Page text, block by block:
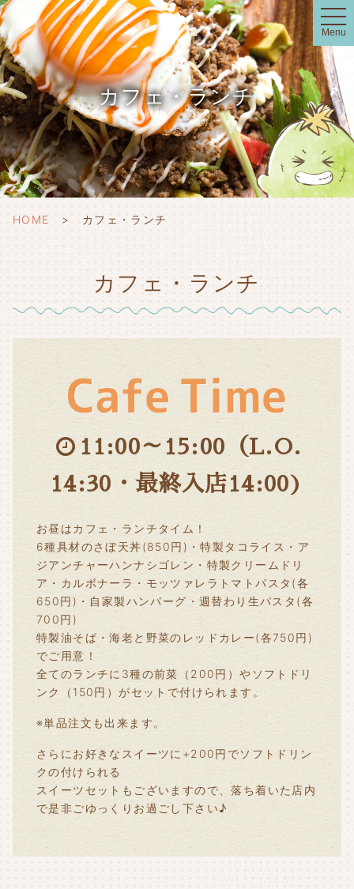
t
o
g
g
l
e
n
a
v
i
g
a
t
i
o
n
Menu
カフェ・ランチ
HOME カフェ・ランチ
カフェ・ランチ
11:00～15:00（L.O.
14:30・最終入店14:00)
お昼はカフェ・ランチタイム！
6種具材のさぼ天丼(850円)・特製タコライス・ア
ジアンチャーハンナシゴレン・特製クリームドリ
ア・カルボナーラ・モッツァレラトマトパスタ(各
650円)・自家製ハンバーグ・週替わり生パスタ(各
700円)
特製油そば・海老と野菜のレッドカレー(各750円)
でご用意！
全てのランチに3種の前菜（200円）やソフトドリ
ンク（150円）がセットで付けられます。
※単品注文も出来ます。
さらにお好きなスイーツに+200円でソフトドリン
クの付けられる
スイーツセットもございますので、落ち着いた店内
で是非ごゆっくりお過ごし下さい♪